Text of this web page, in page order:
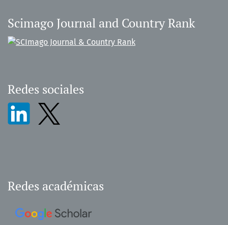
Scimago Journal and Country Rank
Redes sociales
Redes académicas